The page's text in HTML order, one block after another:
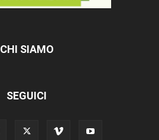
CHI SIAMO
SEGUICI